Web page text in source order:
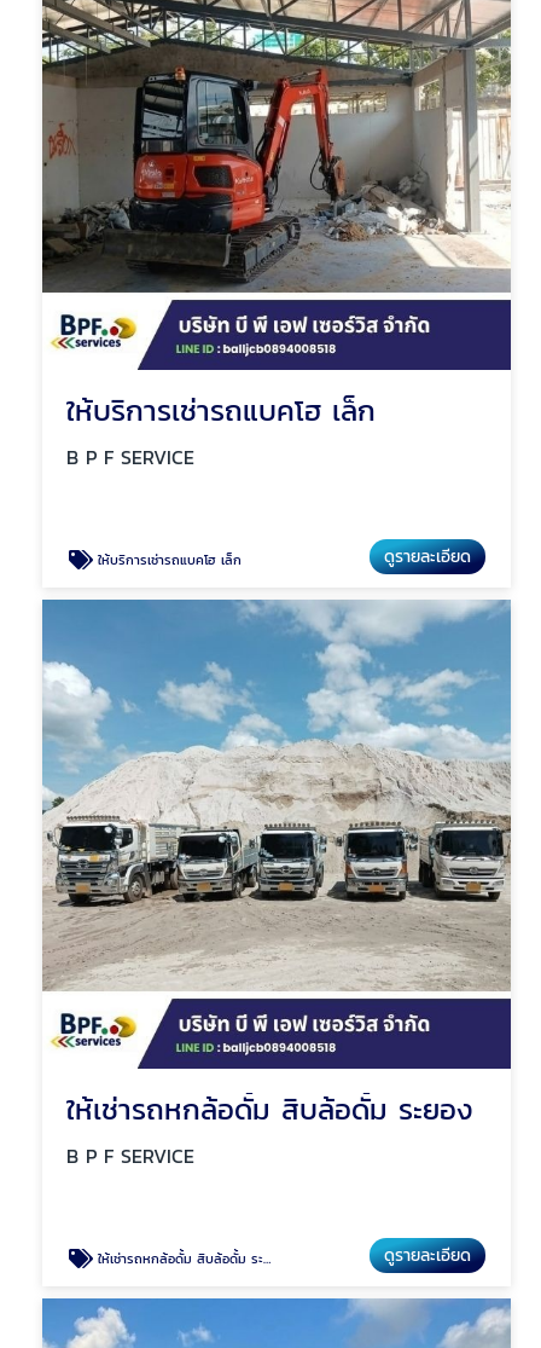
ให้บริการเช่ารถแบคโฮ เล็ก
B P F SERVICE
ให้บริการเช่ารถแบคโฮ เล็ก ดูรายละเอียด
ให้เช่ารถหกล้อดั้ม สิบล้อดั้ม ระยอง
B P F SERVICE
ให้เช่ารถหกล้อดั้ม สิบล้อดั้ม ระยอง ดูรายละเอียด